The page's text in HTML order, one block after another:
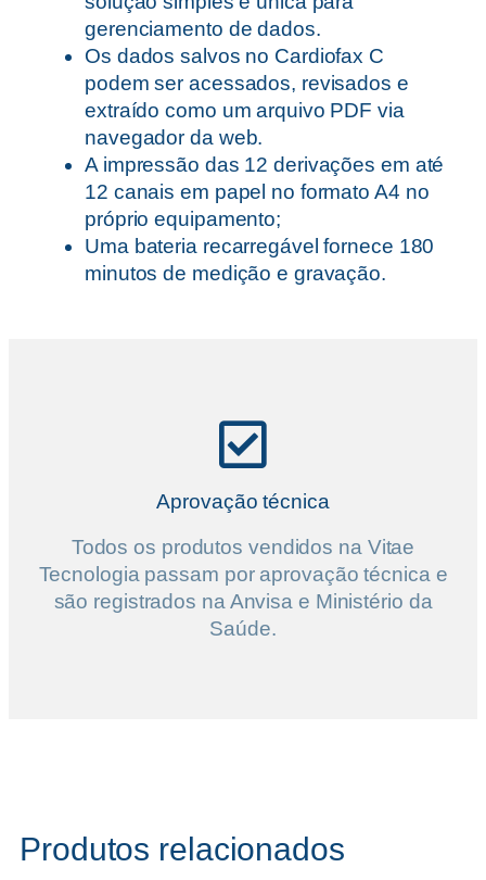
gerenciamento de dados.
Os dados salvos no Cardiofax C
podem ser acessados, revisados e
extraído como um arquivo PDF via
navegador da web.
A impressão das 12 derivações em até
12 canais em papel no formato A4 no
próprio equipamento;
Uma bateria recarregável fornece 180
minutos de medição e gravação.
Aprovação técnica
Todos os produtos vendidos na Vitae
Tecnologia passam por aprovação técnica e
são registrados na Anvisa e Ministério da
Saúde.
Produtos relacionados